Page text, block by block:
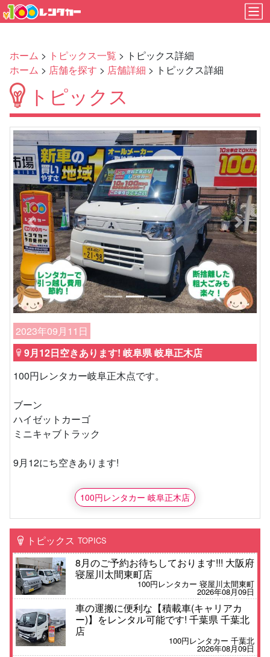
ホーム > トピックス一覧 > トピックス詳細
ホーム > 店舗を探す > 店舗詳細 > トピックス詳細
トピックス
Previous Next
2023年09月11日
9月12日空きあります! 岐阜県 岐阜正木店
100円レンタカー岐阜正木点です。
ブーン
ハイゼットカーゴ
ミニキャブトラック
9月12にち空きあります!
100円レンタカー 岐阜正木店
トピックス TOPICS
8月のご予約お待ちしております!!! 大阪府
寝屋川太間東町店
100円レンタカー 寝屋川太間東町
2026年08月09日
車の運搬に便利な【積載車(キャリアカ
ー)】をレンタル可能です! 千葉県 千葉北
店
100円レンタカー 千葉北
2026年08月09日